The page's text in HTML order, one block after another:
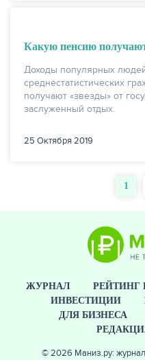
Какую пенсию
Доходы популярных
среднестатистических
получают «звезды» от
заслуженный отдых.
25 Октября 2019
1
ЖУРНАЛ РЕЙТИНГ
ИНВЕСТИЦИИ
ДЛЯ БИЗНЕСА
© 2026 Маниз.ру: